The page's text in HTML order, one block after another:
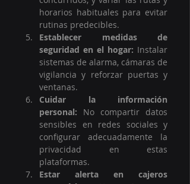
horarios habituales para evitar
rutinas predecibles.
Establecer medidas de
seguridad en el hogar: Instalar
sistemas de alarma, cámaras de
vigilancia y reforzar puertas y
ventanas.
Cuidar la información
personal: No compartir datos
sensibles en redes sociales y
configurar adecuadamente la
privacidad en estas
plataformas.
Estar alerta en cajeros